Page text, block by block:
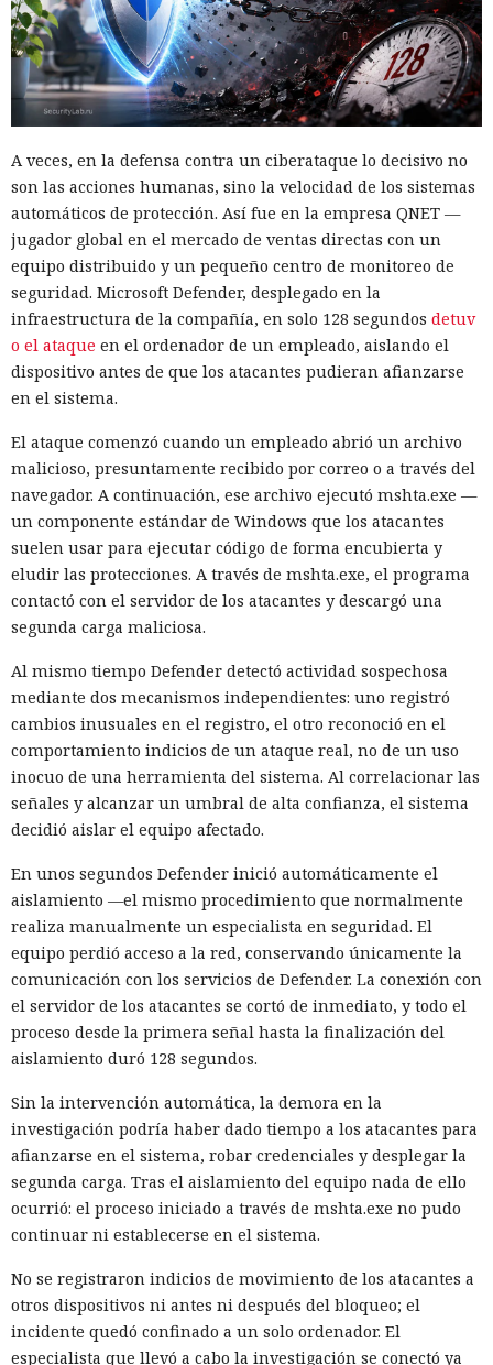
A veces, en la defensa contra un ciberataque lo decisivo no
son las acciones humanas, sino la velocidad de los sistemas
automáticos de protección. Así fue en la empresa QNET —
jugador global en el mercado de ventas directas con un
equipo distribuido y un pequeño centro de monitoreo de
seguridad. Microsoft Defender, desplegado en la
infraestructura de la compañía, en solo 128 segundos detuv
o el ataque en el ordenador de un empleado, aislando el
dispositivo antes de que los atacantes pudieran afianzarse
en el sistema.
El ataque comenzó cuando un empleado abrió un archivo
malicioso, presuntamente recibido por correo o a través del
navegador. A continuación, ese archivo ejecutó mshta.exe —
un componente estándar de Windows que los atacantes
suelen usar para ejecutar código de forma encubierta y
eludir las protecciones. A través de mshta.exe, el programa
contactó con el servidor de los atacantes y descargó una
segunda carga maliciosa.
Al mismo tiempo Defender detectó actividad sospechosa
mediante dos mecanismos independientes: uno registró
cambios inusuales en el registro, el otro reconoció en el
comportamiento indicios de un ataque real, no de un uso
inocuo de una herramienta del sistema. Al correlacionar las
señales y alcanzar un umbral de alta confianza, el sistema
decidió aislar el equipo afectado.
En unos segundos Defender inició automáticamente el
aislamiento —el mismo procedimiento que normalmente
realiza manualmente un especialista en seguridad. El
equipo perdió acceso a la red, conservando únicamente la
comunicación con los servicios de Defender. La conexión con
el servidor de los atacantes se cortó de inmediato, y todo el
proceso desde la primera señal hasta la finalización del
aislamiento duró 128 segundos.
Sin la intervención automática, la demora en la
investigación podría haber dado tiempo a los atacantes para
afianzarse en el sistema, robar credenciales y desplegar la
segunda carga. Tras el aislamiento del equipo nada de ello
ocurrió: el proceso iniciado a través de mshta.exe no pudo
continuar ni establecerse en el sistema.
No se registraron indicios de movimiento de los atacantes a
otros dispositivos ni antes ni después del bloqueo; el
incidente quedó confinado a un solo ordenador. El
especialista que llevó a cabo la investigación se conectó ya